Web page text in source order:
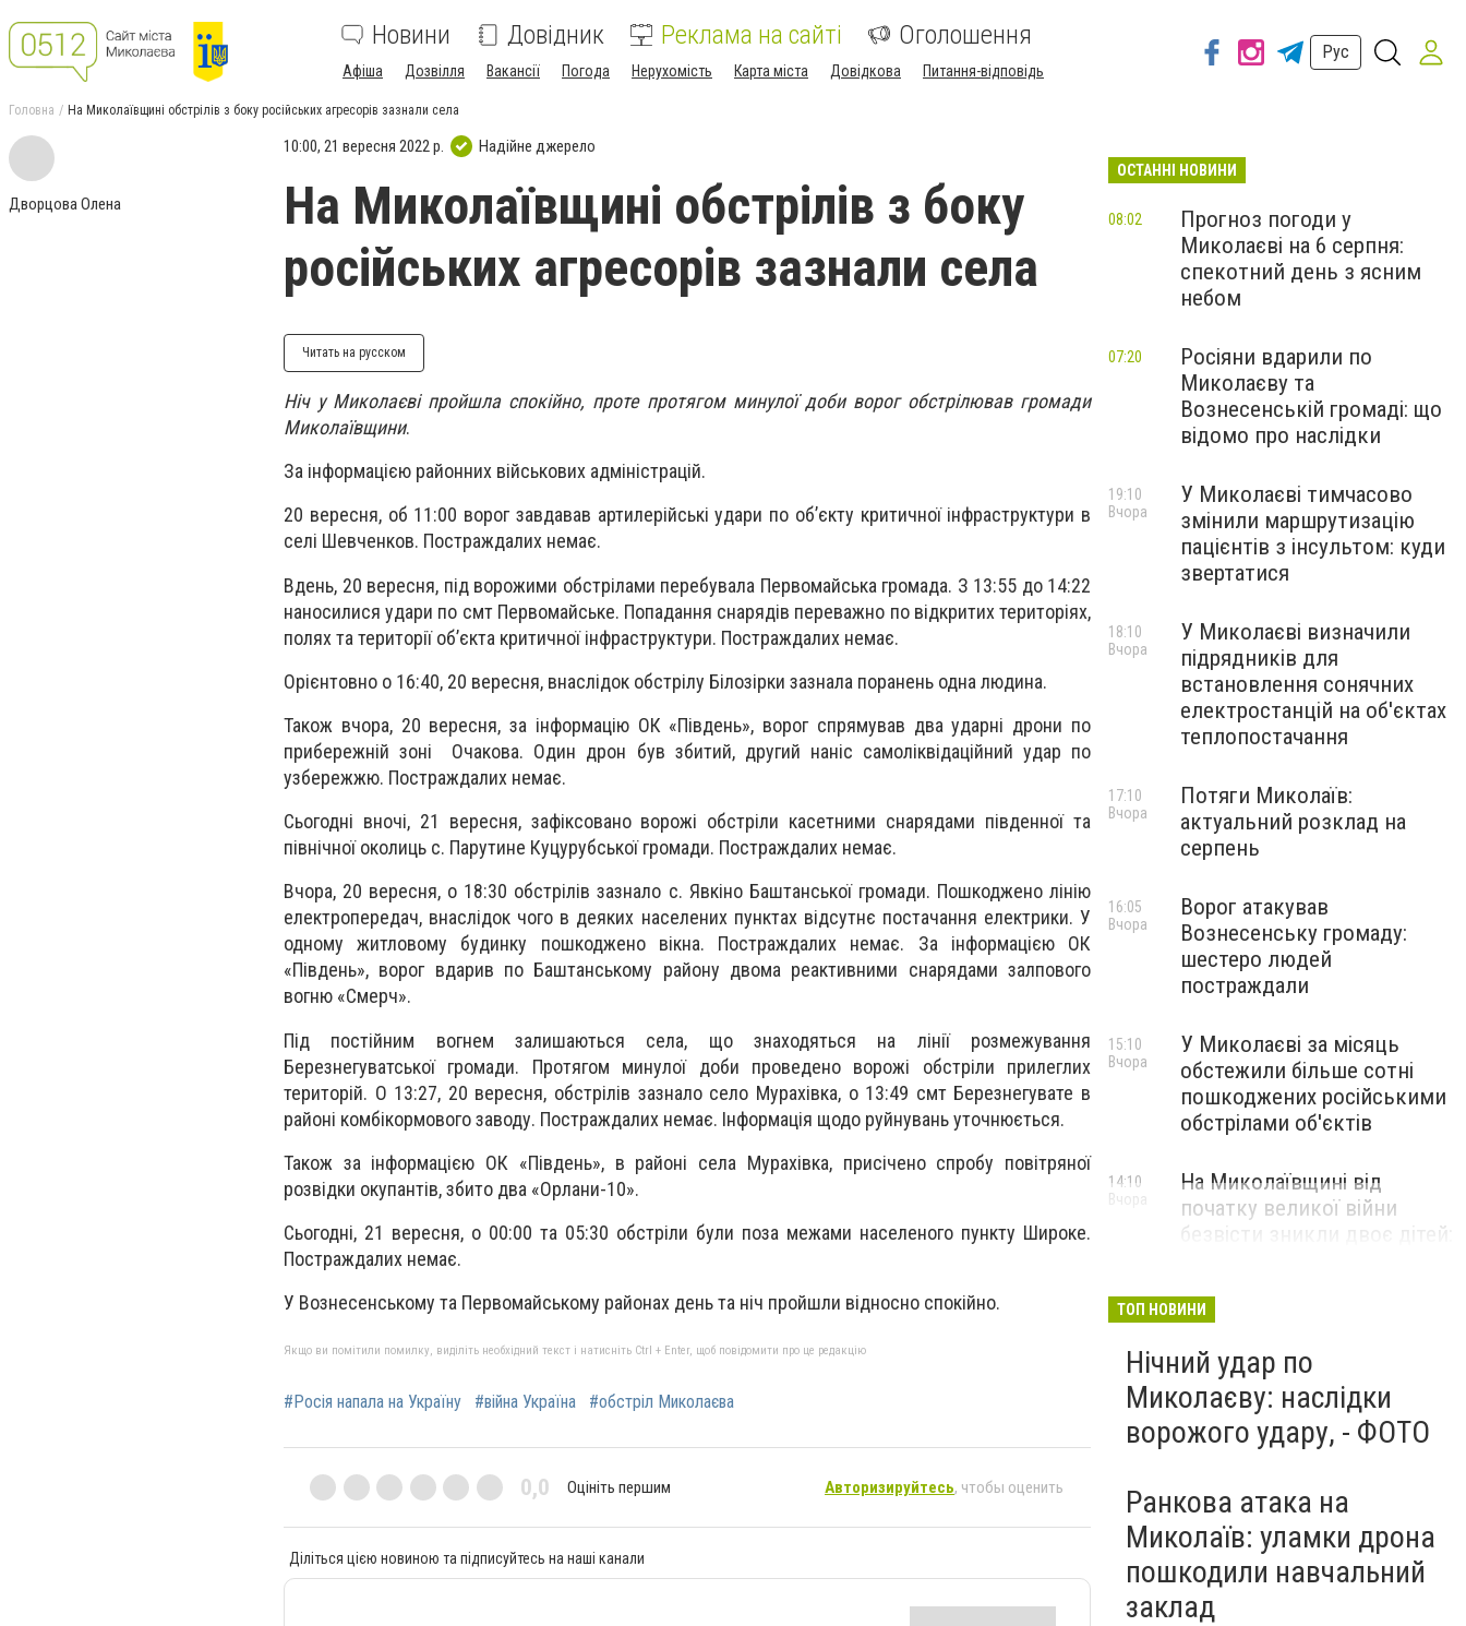
Новини Довідник Реклама на сайті Оголошення
Афіша Дозвілля Вакансії Погода Нерухомість Карта міста Довідкова Питання-відповідь
Рус
Головна На Миколаївщині обстрілів з боку російських агресорів зазнали села
Дворцова Олена
10:00, 21 вересня 2022 р. Надійне джерело
На Миколаївщині обстрілів з боку
російських агресорів зазнали села
Читать на русском
Ніч у Миколаєві пройшла спокійно, проте протягом минулої доби ворог обстрілював громади
Миколаївщини.
За інформацією районних військових адміністрацій.
20 вересня, об 11:00 ворог завдавав артилерійські удари по об’єкту критичної інфраструктури в
селі Шевченков. Постраждалих немає.
Вдень, 20 вересня, під ворожими обстрілами перебувала Первомайська громада. З 13:55 до 14:22
наносилися удари по смт Первомайське. Попадання снарядів переважно по відкритих територіях,
полях та території об’єкта критичної інфраструктури. Постраждалих немає.
Орієнтовно о 16:40, 20 вересня, внаслідок обстрілу Білозірки зазнала поранень одна людина.
Також вчора, 20 вересня, за інформацію ОК «Південь», ворог спрямував два ударні дрони по
прибережній зоні Очакова. Один дрон був збитий, другий наніс самоліквідаційний удар по
узбережжю. Постраждалих немає.
Сьогодні вночі, 21 вересня, зафіксовано ворожі обстріли касетними снарядами південної та
північної околиць с. Парутине Куцурубської громади. Постраждалих немає.
Вчора, 20 вересня, о 18:30 обстрілів зазнало с. Явкіно Баштанської громади. Пошкоджено лінію
електропередач, внаслідок чого в деяких населених пунктах відсутнє постачання електрики. У
одному житловому будинку пошкоджено вікна. Постраждалих немає. За інформацією ОК
«Південь», ворог вдарив по Баштанському району двома реактивними снарядами залпового
вогню «Смерч».
Під постійним вогнем залишаються села, що знаходяться на лінії розмежування
Березнегуватської громади. Протягом минулої доби проведено ворожі обстріли прилеглих
територій. О 13:27, 20 вересня, обстрілів зазнало село Мурахівка, о 13:49 смт Березнегувате в
районі комбікормового заводу. Постраждалих немає. Інформація щодо руйнувань уточнюється.
Також за інформацією ОК «Південь», в районі села Мурахівка, присічено спробу повітряної
розвідки окупантів, збито два «Орлани-10».
Сьогодні, 21 вересня, о 00:00 та 05:30 обстріли були поза межами населеного пункту Широке.
Постраждалих немає.
У Вознесенському та Первомайському районах день та ніч пройшли відносно спокійно.
Якщо ви помітили помилку, виділіть необхідний текст і натисніть Ctrl + Enter, щоб повідомити про це редакцію
#Росія напала на Україну #війна Україна #обстріл Миколаєва
0,0 Оцініть першим Авторизируйтесь, чтобы оценить
Діліться цією новиною та підписуйтесь на наші канали
ОСТАННІ НОВИНИ
Прогноз погоди у
Миколаєві на 6 серпня:
спекотний день з ясним
небом
08:02
Росіяни вдарили по
Миколаєву та
Вознесенській громаді: що
відомо про наслідки
07:20
У Миколаєві тимчасово
змінили маршрутизацію
пацієнтів з інсультом: куди
звертатися
19:10
Вчора
У Миколаєві визначили
підрядників для
встановлення сонячних
електростанцій на об'єктах
теплопостачання
18:10
Вчора
Потяги Миколаїв:
актуальний розклад на
серпень
17:10
Вчора
Ворог атакував
Вознесенську громаду:
шестеро людей
постраждали
16:05
Вчора
У Миколаєві за місяць
обстежили більше сотні
пошкоджених російськими
обстрілами об'єктів
15:10
Вчора
На Миколаївщині від
початку великої війни
безвісти зникли двоє дітей:
14:10
Вчора
ТОП НОВИНИ
Нічний удар по
Миколаєву: наслідки
ворожого удару, - ФОТО
Ранкова атака на
Миколаїв: уламки дрона
пошкодили навчальний
заклад